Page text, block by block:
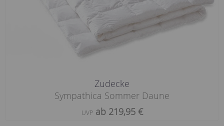
Zudecke
Sympathica Sommer Daune
UVPab 219,95 €